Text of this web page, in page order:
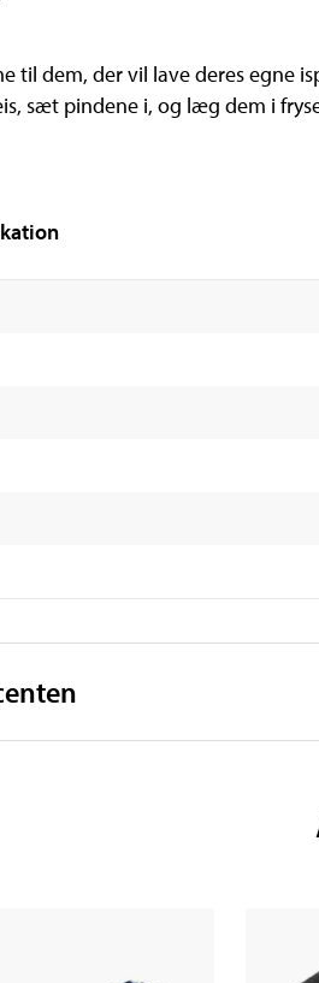
til dem, der vil lave deres egne
sæt pindene i, og læg dem i